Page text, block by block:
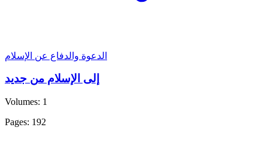
الدعوة والدفاع عن الإسلام
إلى الإسلام من جديد
Volumes: 1
Pages: 192